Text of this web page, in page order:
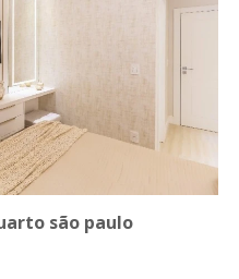
são paulo